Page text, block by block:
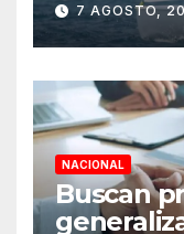
7 AGOSTO,
NACIONAL
Buscan